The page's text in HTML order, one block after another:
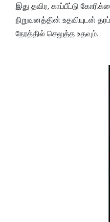
இது தவிர, காப்பீட்டு
நிறுவனத்தின் உதவியுடன்
நேரத்தில் செலுத்த உதவும்.